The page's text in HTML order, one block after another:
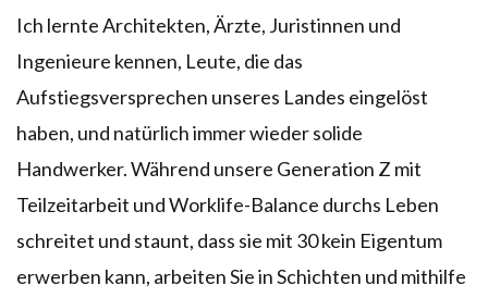
Ich lernte Architekten, Ärzte, Juristinnen und
Ingenieure kennen, Leute, die das
Aufstiegsversprechen unseres Landes eingelöst
haben, und natürlich immer wieder solide
Handwerker. Während unsere Generation Z mit
Teilzeitarbeit und Worklife-Balance durchs Leben
schreitet und staunt, dass sie mit 30 kein Eigentum
erwerben kann, arbeiten Sie in Schichten und mithilfe